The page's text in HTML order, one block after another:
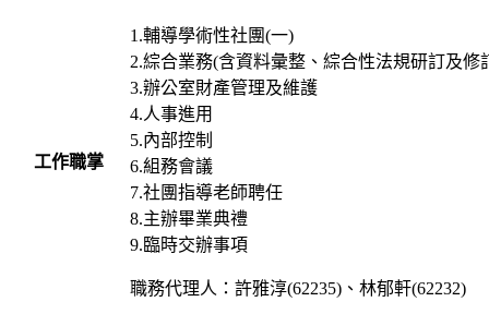
工作職掌
1.輔導學術性社團(一)
2.綜合業務(含資料彙整、綜合性法規研訂及
3.辦公室財產管理及維護
4.人事進用
5.內部控制
6.組務會議
7.社團指導老師聘任
8.主辦畢業典禮
9.臨時交辦事項
職務代理人：許雅淳(62235)、林郁軒(62232)